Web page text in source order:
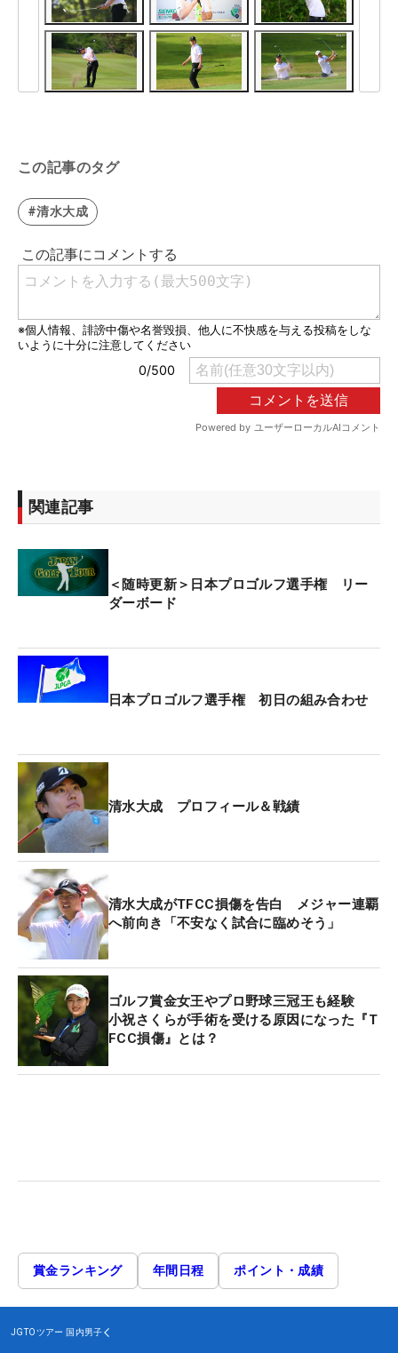
この記事のタグ
#清水大成
関連記事
＜随時更新＞日本プロゴルフ選手権 リー
ダーボード
日本プロゴルフ選手権 初日の組み合わせ
清水大成 プロフィール＆戦績
清水大成がTFCC損傷を告白 メジャー連覇
へ前向き「不安なく試合に臨めそう」
ゴルフ賞金女王やプロ野球三冠王も経験
小祝さくらが手術を受ける原因になった『T
FCC損傷』とは？
賞金ランキング 年間日程 ポイント・成績
JGTOツアー 国内男子